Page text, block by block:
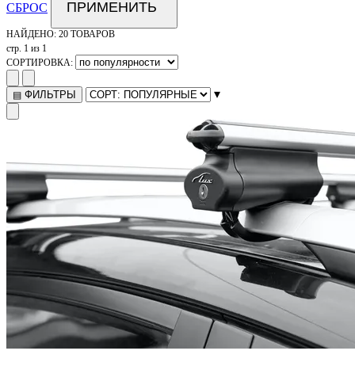
СБРОС ПРИМЕНИТЬ
НАЙДЕНО: 20 ТОВАРОВ
стр. 1 из 1
СОРТИРОВКА:
▤ ФИЛЬТРЫ ▾